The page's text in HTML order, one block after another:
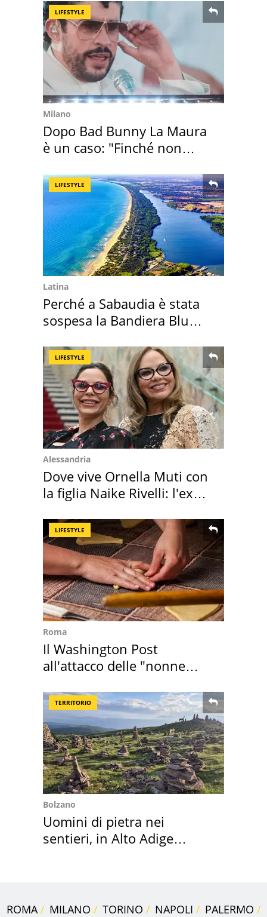
LIFESTYLE
Milano
Dopo Bad Bunny La Maura
è un caso: "Finché non
LIFESTYLE
Latina
Perché a Sabaudia è stata
sospesa la Bandiera Blu
LIFESTYLE
Alessandria
Dove vive Ornella Muti con
la figlia Naike Rivelli: l'ex
LIFESTYLE
Roma
Il Washington Post
all'attacco delle "nonne
TERRITORIO
Bolzano
Uomini di pietra nei
sentieri, in Alto Adige
ROMA MILANO TORINO NAPOLI
PALERMO